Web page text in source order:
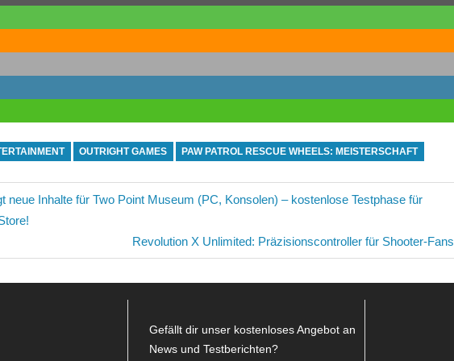
OUTRIGHT GAMES PAW PATROL RESCUE WHEELS: MEISTERSCHAFT
neue Inhalte für Two Point Museum (PC, Konsolen) – kostenlose Testphase für
Nächster
Beitrag:
Revolution X Unlimited: Präzisionscontroller für Shooter-Fans
Gefällt dir unser kostenloses Angebot an
News und Testberichten?